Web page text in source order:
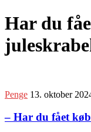
Har du
Penge 13. oktober
– Har du fået